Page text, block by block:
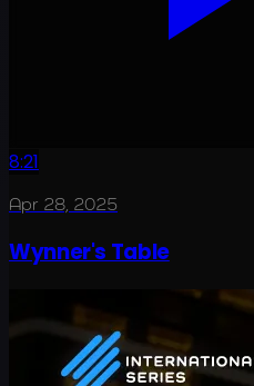
8:21
Apr 28, 2025
Wynner's Table